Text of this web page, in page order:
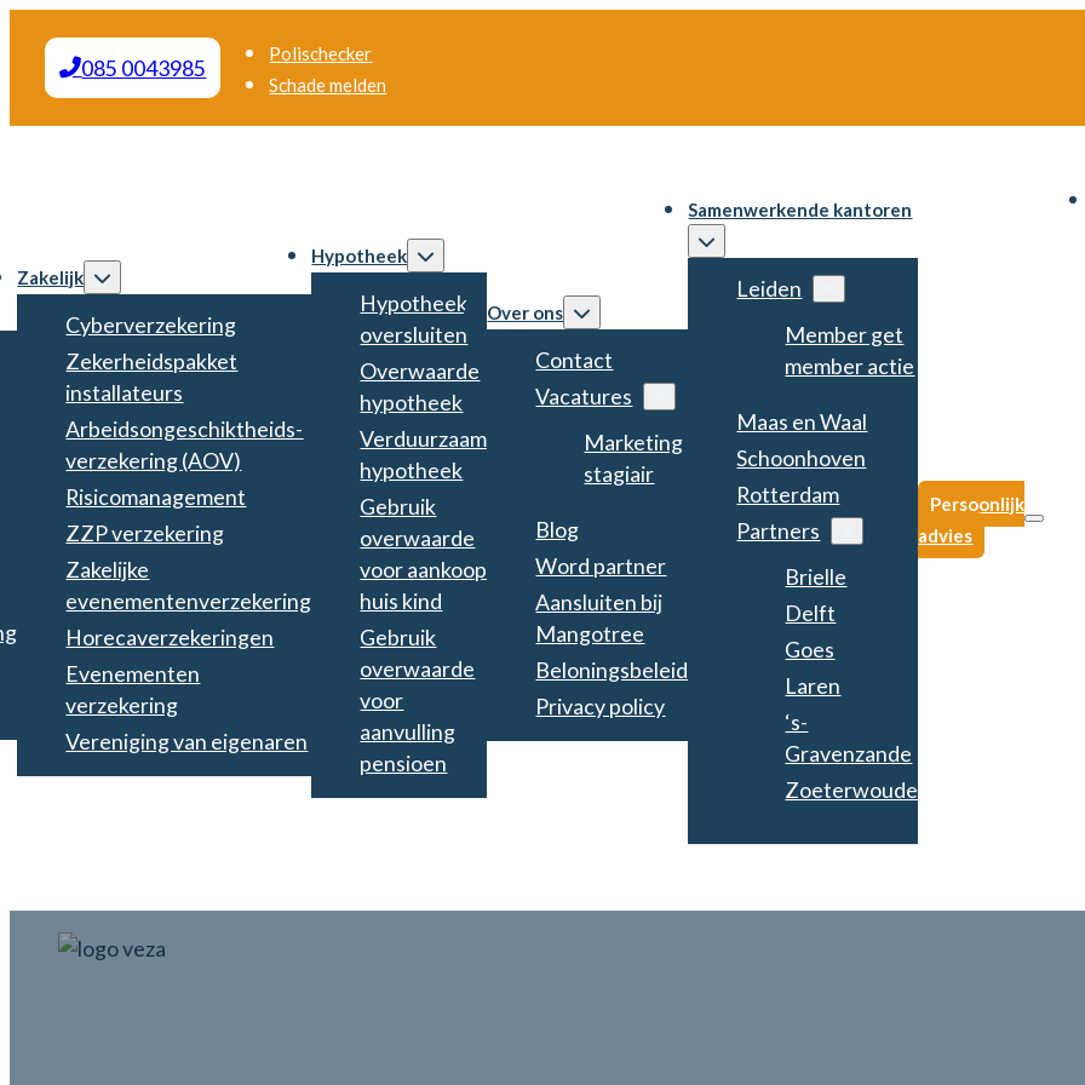
085 0043985
Polischecker
Schade melden
Zakelijk
Cyberverzekering
Zekerheidspakket
installateurs
Arbeidsongeschiktheids­
verzekering (AOV)
Risicomanagement
ZZP verzekering
Zakelijke
evenementenverzekering
Horecaverzekeringen
Evenementen
verzekering
Vereniging van eigenaren
Hypotheek
Hypotheek
oversluiten
Overwaarde
hypotheek
Verduurzaam
hypotheek
Gebruik
overwaarde
voor aankoop
huis kind
Gebruik
overwaarde
voor
aanvulling
pensioen
Over ons
Contact
Vacatures
Marketing
stagiair
Blog
Word partner
Aansluiten bij
Mangotree
Beloningsbeleid
Privacy policy
Samenwerkende kantoren
Leiden
Member get
member actie
Maas en Waal
Schoonhoven
Rotterdam
Partners
Brielle
Delft
Goes
Laren
‘s-
Gravenzande
Zoeterwoude
Persoonlijk
advies